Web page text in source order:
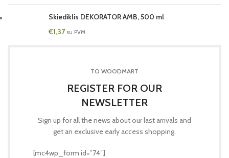
Skiediklis DEKORATOR AMB, 500 ml
€1,37 su PVM
TO WOODMART
REGISTER FOR OUR
NEWSLETTER
Sign up for all the news about our last arrivals and
get an exclusive early access shopping.
[mc4wp_form id=”74″]